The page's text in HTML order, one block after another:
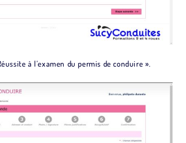
à l’examen du permis de conduire ».